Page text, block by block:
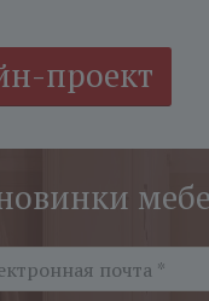
проект